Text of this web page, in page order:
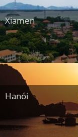
Xiamen
Hanói